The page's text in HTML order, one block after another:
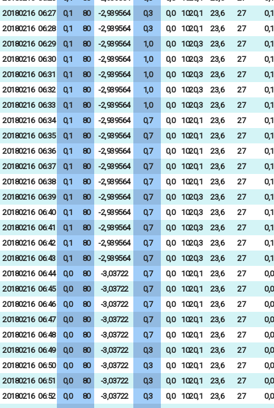
20180216 06:27 0,1 80 -2,939564 0,3 0,0 1020,1 23,6 27
0,1
20180216 06:28 0,1 80 -2,939564 0,3 0,0 1020,1 23,6 27
0,1
20180216 06:29 0,1 80 -2,939564 1,0 0,0 1020,3 23,6 27
0,1
20180216 06:30 0,1 80 -2,939564 1,0 0,0 1020,3 23,6 27
0,1
20180216 06:31 0,1 80 -2,939564 1,0 0,0 1020,3 23,6 27
0,1
20180216 06:32 0,1 80 -2,939564 1,0 0,0 1020,3 23,6 27
0,1
20180216 06:33 0,1 80 -2,939564 1,0 0,0 1020,3 23,6 27
0,1
20180216 06:34 0,1 80 -2,939564 0,7 0,0 1020,1 23,6 27
0,1
20180216 06:35 0,1 80 -2,939564 0,7 0,0 1020,1 23,6 27
0,1
20180216 06:36 0,1 80 -2,939564 0,7 0,0 1020,1 23,6 27
0,1
20180216 06:37 0,1 80 -2,939564 0,7 0,0 1020,1 23,6 27
0,1
20180216 06:38 0,1 80 -2,939564 0,7 0,0 1020,1 23,6 27
0,1
20180216 06:39 0,1 80 -2,939564 0,7 0,0 1020,3 23,6 27
0,1
20180216 06:40 0,1 80 -2,939564 0,7 0,0 1020,3 23,6 27
0,1
20180216 06:41 0,1 80 -2,939564 0,7 0,0 1020,3 23,6 27
0,1
20180216 06:42 0,1 80 -2,939564 0,7 0,0 1020,3 23,6 27
0,1
20180216 06:43 0,1 80 -2,939564 0,7 0,0 1020,3 23,6 27
0,1
20180216 06:44 0,0 80 -3,03722 0,7 0,0 1020,1 23,6 27
0,0
20180216 06:45 0,0 80 -3,03722 0,7 0,0 1020,1 23,6 27
0,0
20180216 06:46 0,0 80 -3,03722 0,7 0,0 1020,1 23,6 27
0,0
20180216 06:47 0,0 80 -3,03722 0,7 0,0 1020,1 23,6 27
0,0
20180216 06:48 0,0 80 -3,03722 0,7 0,0 1020,1 23,6 27
0,0
20180216 06:49 0,0 80 -3,03722 0,3 0,0 1020,1 23,6 27
0,0
20180216 06:50 0,0 80 -3,03722 0,3 0,0 1020,1 23,6 27
0,0
20180216 06:51 0,0 80 -3,03722 0,3 0,0 1020,1 23,6 27
0,0
20180216 06:52 0,0 80 -3,03722 0,3 0,0 1020,1 23,6 27
0,0